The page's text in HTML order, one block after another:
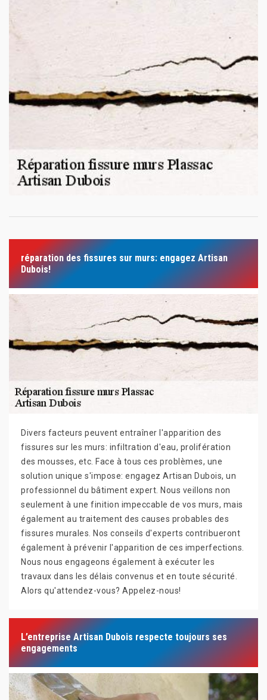
réparation des fissures sur murs: engagez Artisan
Dubois!
Divers facteurs peuvent entraîner l'apparition des
fissures sur les murs: infiltration d'eau, prolifération
des mousses, etc. Face à tous ces problèmes, une
solution unique s'impose: engagez Artisan Dubois, un
professionnel du bâtiment expert. Nous veillons non
seulement à une finition impeccable de vos murs, mais
également au traitement des causes probables des
fissures murales. Nos conseils d'experts contribueront
également à prévenir l'apparition de ces imperfections.
Nous nous engageons également à exécuter les
travaux dans les délais convenus et en toute sécurité.
Alors qu'attendez-vous? Appelez-nous!
L’entreprise Artisan Dubois respecte toujours ses
engagements